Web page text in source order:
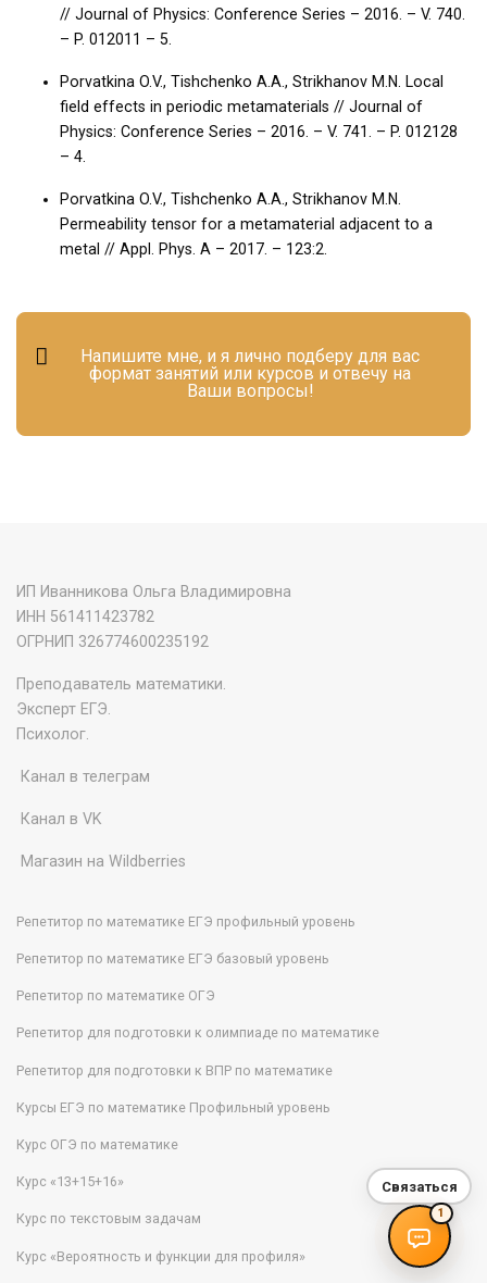
// Journal of Physics: Conference Series – 2016. – V. 740.
– P. 012011 – 5.
Porvatkina O.V., Tishchenko A.A., Strikhanov M.N. Local
field effects in periodic metamaterials // Journal of
Physics: Conference Series – 2016. – V. 741. – P. 012128
– 4.
Porvatkina O.V., Tishchenko A.A., Strikhanov M.N.
Permeability tensor for a metamaterial adjacent to a
metal // Appl. Phys. A – 2017. – 123:2.
Напишите мне, и я лично подберу для вас
формат занятий или курсов и отвечу на
Ваши вопросы!
ИП Иванникова Ольга Владимировна
ИНН 561411423782
‌ОГРНИП 326774600235192
Преподаватель математики.
Эксперт ЕГЭ.
Психолог.
Канал в телеграм
Канал в VK
Магазин на Wildberries
Репетитор по математике ЕГЭ профильный уровень
Репетитор по математике ЕГЭ базовый уровень
Репетитор по математике ОГЭ
Репетитор для подготовки к олимпиаде по математике
Репетитор для подготовки к ВПР по математике
Курсы ЕГЭ по математике Профильный уровень
Курс ОГЭ по математике
Курс «13+15+16»
Курс по текстовым задачам
Курс «Вероятность и функции для профиля»
Связаться
1